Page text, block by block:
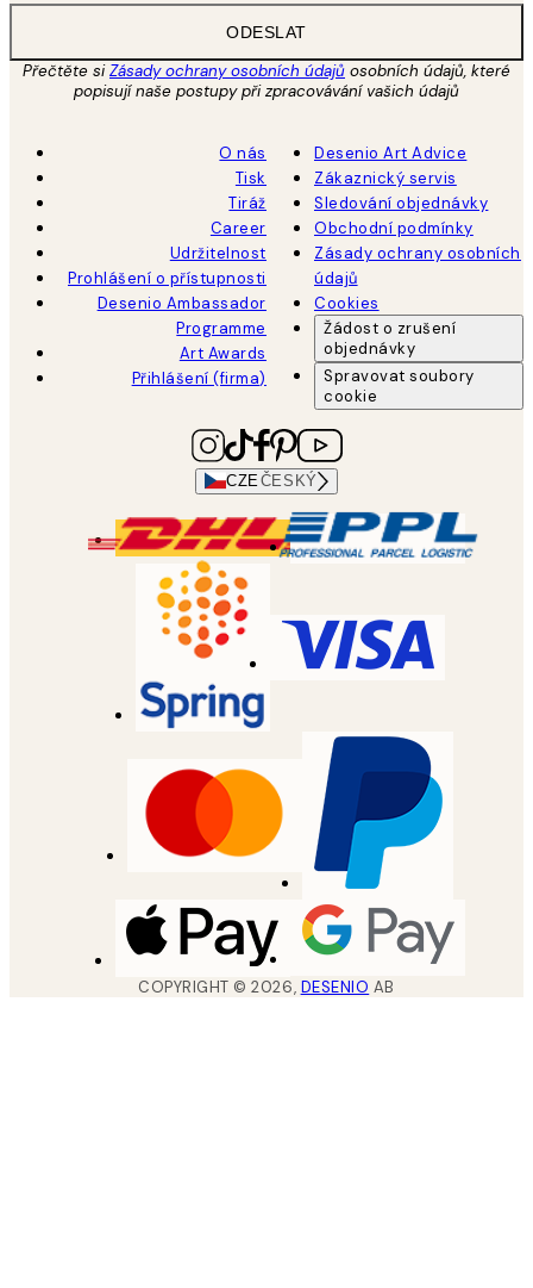
ODESLAT
Přečtěte siZásady ochrany osobních údajů osobních údajů, které
popisují naše postupy při zpracovávání vašich údajů
O nás
Tisk
Tiráž
Career
Udržitelnost
Prohlášení o přístupnosti
Desenio Ambassador
Programme
Art Awards
Přihlášení (firma)
Desenio Art Advice
Zákaznický servis
Sledování objednávky
Obchodní podmínky
Zásady ochrany osobních
údajů
Cookies
Žádost o zrušení
objednávky
Spravovat soubory
cookie
CZEČESKÝ
COPYRIGHT ©2026, DESENIO AB